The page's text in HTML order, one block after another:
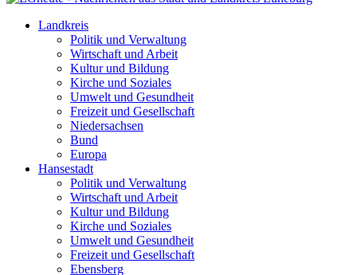
Landkreis
Politik und Verwaltung
Wirtschaft und Arbeit
Kultur und Bildung
Kirche und Soziales
Umwelt und Gesundheit
Freizeit und Gesellschaft
Niedersachsen
Bund
Europa
Hansestadt
Politik und Verwaltung
Wirtschaft und Arbeit
Kultur und Bildung
Kirche und Soziales
Umwelt und Gesundheit
Freizeit und Gesellschaft
Ebensberg